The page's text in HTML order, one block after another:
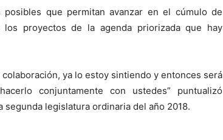
que permitan avanzar en el cúmulo de
proyectos de la agenda priorizada que hay
ya lo estoy sintiendo y entonces será
conjuntamente con ustedes” puntualizó
segunda legislatura ordinaria del año 2018.